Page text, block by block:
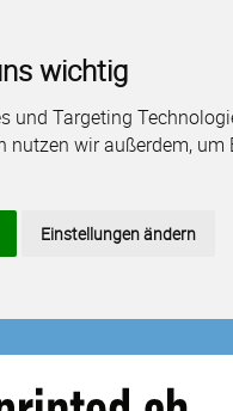
wichtig
und Targeting
wir außerdem,
Einstellungen ändern